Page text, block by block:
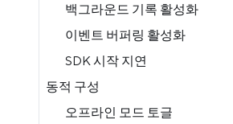
백그라운드 기록 활성화
이벤트 버퍼링 활성화
SDK 시작 지연
동적 구성
오프라인 모드 토글